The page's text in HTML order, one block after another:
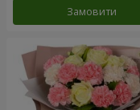
Замовити